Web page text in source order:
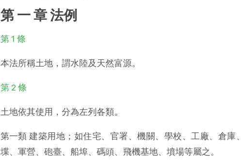
第 一 章 法例
第 1 條
本法所稱土地，謂水陸及天然富源。
第 2 條
土地依其使用，分為左列各類。
第一類 建築用地；如住宅、官署、機關、學校、工廠、倉庫
堞、軍營、砲臺、船埠、碼頭、飛機基地、墳場等屬之。